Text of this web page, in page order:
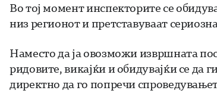
Во тој момент инспекторите се
низ регионот и претставуваат
Наместо да ја овозможи извршната
ридовите, викајќи и обидувајќи се да
директно да го попречи